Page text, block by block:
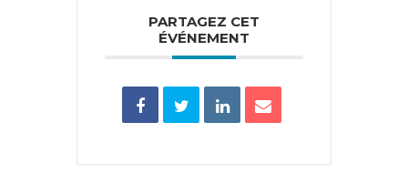
PARTAGEZ CET
ÉVÉNEMENT